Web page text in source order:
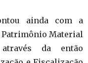
ainda com a
Patrimônio Material
da então